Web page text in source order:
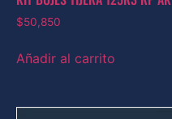
$50,850
Añadir al carrito